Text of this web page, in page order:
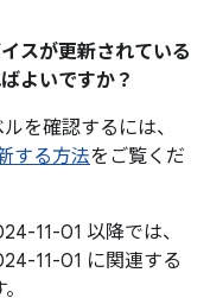
スが更新されている
よいですか？
を確認するには、
する方法をご覧くだ
11-01 以降では、
11-01 に関連する